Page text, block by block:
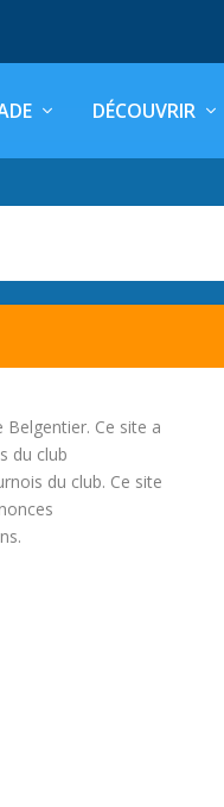
DÉCOUVRIR
Belgentier. Ce site a
du club
du club. Ce site